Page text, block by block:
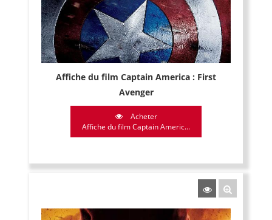
Affiche du film Captain America : First
Avenger
Acheter
Affiche du film Captain Americ...